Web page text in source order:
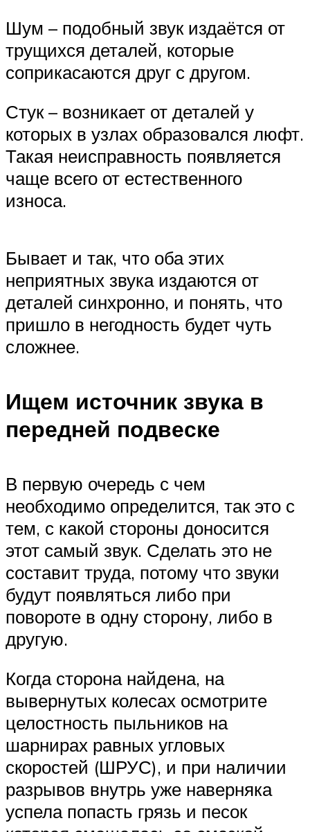
Шум – подобный звук издаётся от
трущихся деталей, которые
соприкасаются друг с другом.
Стук – возникает от деталей у
которых в узлах образовался люфт.
Такая неисправность появляется
чаще всего от естественного
износа.
Бывает и так, что оба этих
неприятных звука издаются от
деталей синхронно, и понять, что
пришло в негодность будет чуть
сложнее.
Ищем источник звука в
передней подвеске
В первую очередь с чем
необходимо определится, так это с
тем, с какой стороны доносится
этот самый звук. Сделать это не
составит труда, потому что звуки
будут появляться либо при
повороте в одну сторону, либо в
другую.
Когда сторона найдена, на
вывернутых колесах осмотрите
целостность пыльников на
шарнирах равных угловых
скоростей (ШРУС), и при наличии
разрывов внутрь уже наверняка
успела попасть грязь и песок